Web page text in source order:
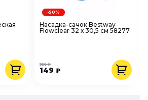
Насадка-сачок Bestway
Flowclear 32 х 30,5 см 58277
149₽
300 ₽
-50%